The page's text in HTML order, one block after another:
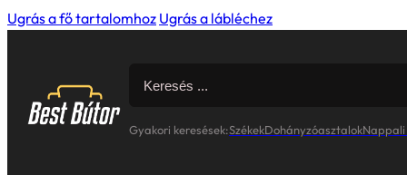
Ugrás a fő tartalomhoz Ugrás a lábléchez
for:
Gyakori keresések:SzékekDohányzóasztalok